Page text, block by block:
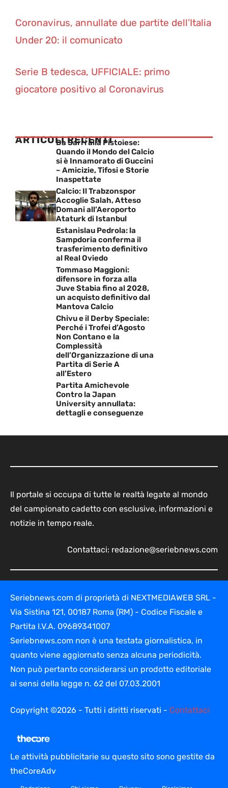
Coronavirus, annullate due partite dell’Italia
Under 20: il comunicato
Serie B tedesca, UFFICIALE: primo
giocatore positivo al Coronavirus
ARTICOLI RECENTI
Da Sarri alla Pistoiese:
Quando il Mondo del Calcio
si è Innamorato di Guccini
– Amicizie, Tifosi e Storie
Inaspettate
Calcio: Il Trabzonspor
Accoglie Salah, Atteso
Domani all’Aeroporto
Ataturk di Istanbul
Estanislau Pedrola: la
Sampdoria conferma il
trasferimento definitivo
al Real Oviedo
Tommaso Maggioni:
difensore in forza alla
Juve Stabia fino al 2028,
un acquisto definitivo dal
Mantova Calcio
Chivu e il Derby Speciale:
Perché i Trofei d’Agosto
Non Contano e la
Complessità
dell’Organizzazione di una
Partita di Serie A
all’Estero
Partita Amichevole
Contro la Japan
University annullata:
dettagli e conseguenze
Il portale si occupa di tutte le realtà legate al mondo
del campionato cadetto con esclusive, informazioni e
notizie in tempo reale.
Contattaci: redazione@seriebnews.com
Seriebnews.com di proprietà di NEXTMEDIAWEB SRL -
Via Sistina 121, 00187 Roma (RM) - Codice Fiscale e
Partita I.V.A. 09689341007
Seriebnews.com non è una testata giornalistica, in
quanto viene aggiornato senza alcuna periodicità.
Non può pertanto considerarsi un prodotto editoriale
ai sensi della legge n. 62 del 07.03.2001
Copyright ©2026 - Tutti i diritti riservati - Contattaci
Le attività pubblicitarie su questo sito sono gestite da
theCoreAdv